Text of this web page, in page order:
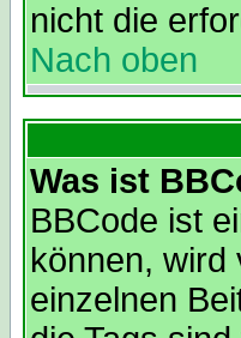
nicht die
Nach oben
Was ist
BBCode ist
können, wird
einzelnen